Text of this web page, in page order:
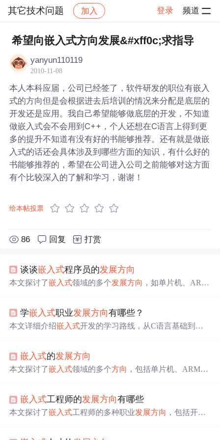
其它技术问题 加入 登录 频道
社区 其它技术问题 帖子详情
希望向嵌入式方向发展&#xff0c;求指导
yanyun110119
2010-11-08
本人本科应届，公司已经签了，软件研发的职位有嵌入
式的方向但是会根据进去后培训的情况来分配是底层的
开发还是应用。我自己希望能够做底层的开发，不知道
做嵌入式会不会用到C++，个人还想在C语言上得到更
多的提升不知道有没有好的书能够推荐。还有就是做嵌
入式的话还会具体涉及到哪些方面的知识，有什么好的
书能够推荐的，希望在公司进入公司之前能够对这方面
有个比较深入的了解和学习，谢谢！
给本帖投票
86 回复 打赏
谈谈嵌入式程序员的发展方向
本文探讨了嵌入式领域的多个发展方向 ，如单片机、AR
路历程。
学嵌入式职业发展方向有哪些？
本文详细介绍嵌入式开发的学习路线，从C语言基础到数
并顺利入门。
嵌入式的发展方向
本文探讨了嵌入式领域的多个方向 ，包括单片机、ARM、
发涉及操作系统、编程语言、数据结构等，硬件方面则关
注电路设计和硬件编程。随着技术发展，嵌入式系统正朝
嵌入式工程师的发展方向有哪些
本文探讨了嵌入式工程师的多种职业发展方向 ，包括开发